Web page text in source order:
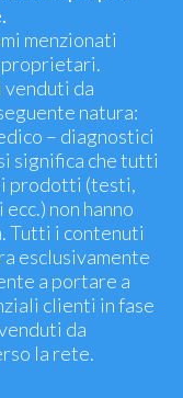
menzionati
da
natura:
– diagnostici
significa che tutti
prodotti (testi,
non hanno
Tutti i contenuti
esclusivamente
a portare a
clienti in fase
da
la rete.